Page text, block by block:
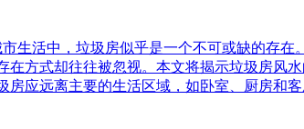
生活中，垃圾房似乎是一个不可或缺的存
在方式却往往被忽视。本文将揭示垃圾房风
房应远离主要的生活区域，如卧室、厨房和